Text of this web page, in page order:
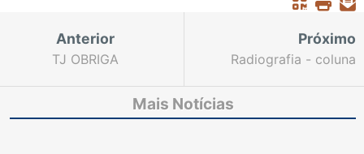
Anterior
TJ OBRIGA
CRATEÚS A PAGAR
PERÍODO DE GREVE
Próximo
Radiografia - coluna
Mais Notícias